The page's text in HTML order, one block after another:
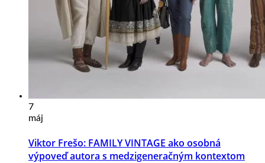
7
máj
Viktor Frešo: FAMILY VINTAGE ako osobná
výpoveď autora s medzigeneračným kontextom